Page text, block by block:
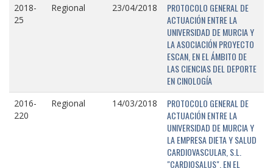
2018-
25
Regional 23/04/2018
PROTOCOLO GENERAL DE
ACTUACIÓN ENTRE LA
UNIVERSIDAD DE MURCIA Y
LA ASOCIACIÓN PROYECTO
ESCAN, EN EL ÁMBITO DE
LAS CIENCIAS DEL DEPORTE
EN CINOLOGÍA
2016-
220
Regional 14/03/2018
PROTOCOLO GENERAL DE
ACTUACIÓN ENTRE LA
UNIVERSIDAD DE MURCIA Y
LA EMPRESA DIETA Y SALUD
CARDIOVASCULAR, S.L.
"CARDIOSALUS", EN EL